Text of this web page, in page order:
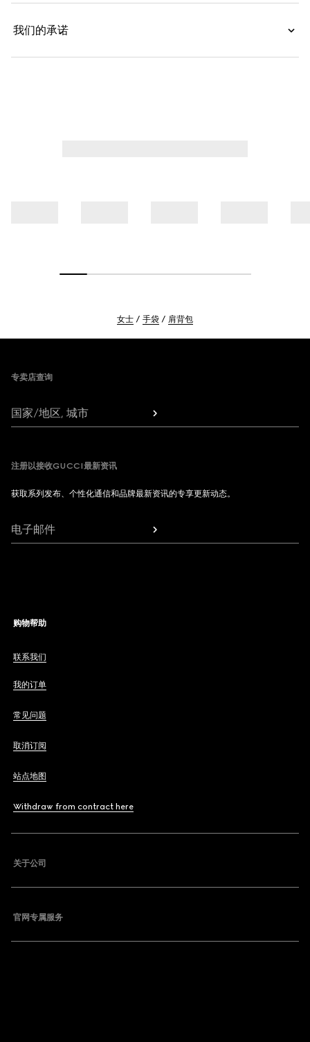
我们的承诺
女士 手袋 肩背包
专卖店查询
国家/地区, 城市
注册以接收GUCCI最新资讯
获取系列发布、个性化通信和品牌最新资讯的专享更新动态。
电子邮件
购物帮助
联系我们
我的订单
常见问题
取消订阅
站点地图
Withdraw from contract here
关于公司
官网专属服务